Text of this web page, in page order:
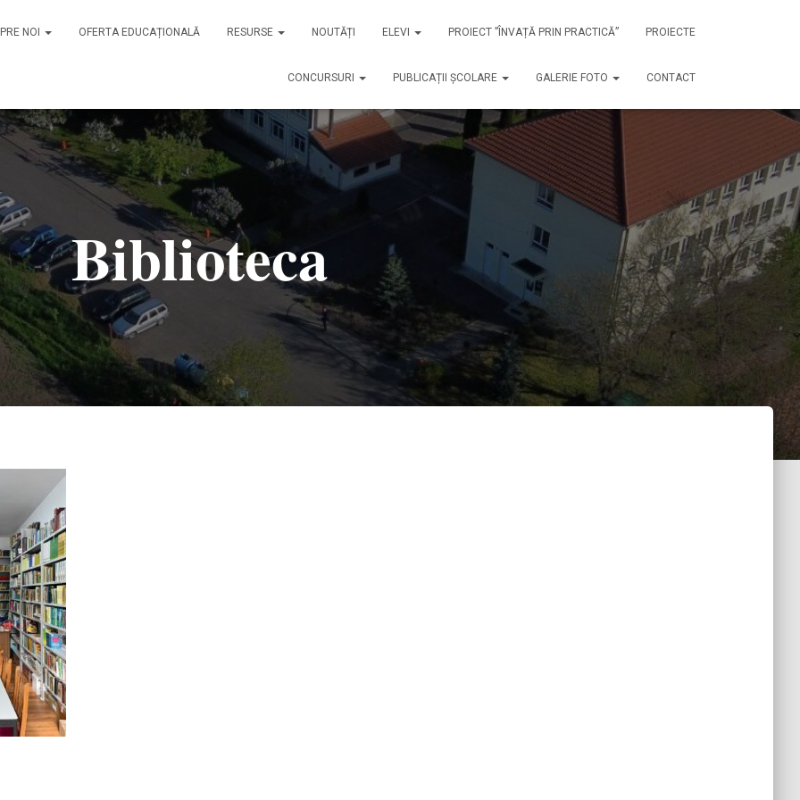
NOI OFERTA EDUCAȚIONALĂ RESURSE NOUTĂȚI ELEVI PROIECT ”ÎNVAȚĂ PRIN PRACTICĂ” PROIECTE
CONCURSURI PUBLICAȚII ȘCOLARE GALERIE FOTO CONTACT
Biblioteca